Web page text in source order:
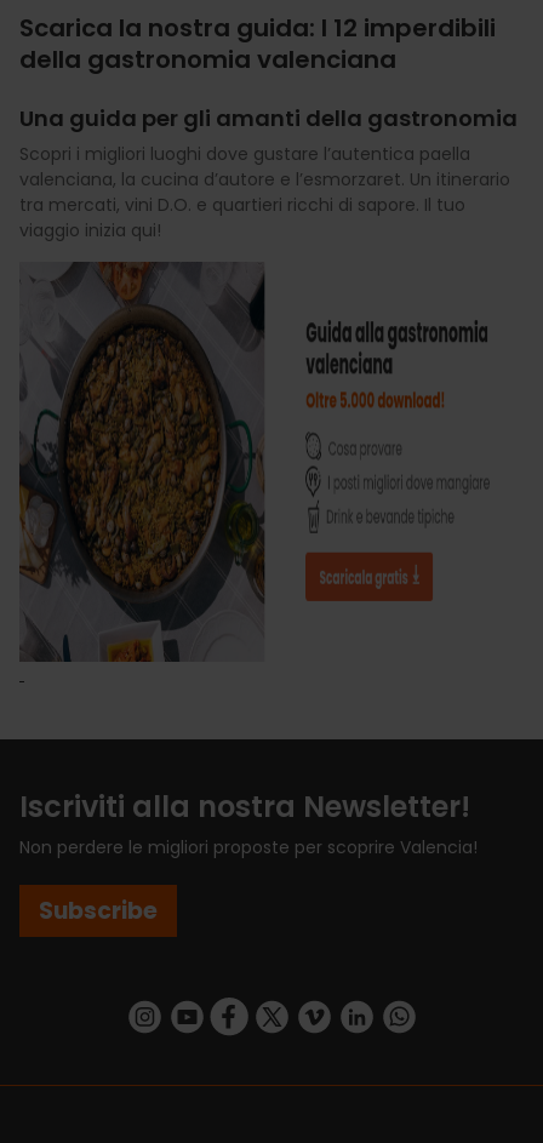
Scarica la nostra guida: I 12 imperdibili
della gastronomia valenciana
Una guida per gli amanti della gastronomia
Scopri i migliori luoghi dove gustare l’autentica paella
valenciana, la cucina d’autore e l’esmorzaret. Un itinerario
tra mercati, vini D.O. e quartieri ricchi di sapore. Il tuo
viaggio inizia qui!
Iscriviti alla nostra Newsletter!
Non perdere le migliori proposte per scoprire Valencia!
Subscribe
https://www.instagram.com/visit_valencia/
https://www.youtube.com/user/
https://www.facebook.com/
https://twitter.com/VisitaValencia
https://vimeo.com/
https://www.linkedin.com/company/turismo-valencia/https://api.whatsapp.com/send/